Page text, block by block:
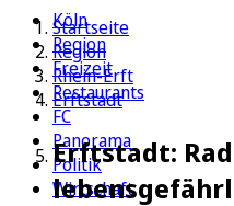
Köln
Region
Freizeit
Restaurants
FC
Panorama
Politik
Wirtschaft
Startseite
Region
Rhein-Erft
Erftstadt
Erftstadt: